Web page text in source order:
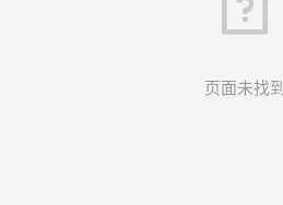
页面未找到